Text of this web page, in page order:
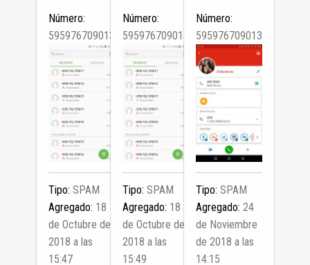
Número:
595976709013
Tipo:SPAM
Agregado: 18
de Octubre de
2018 a las
15:47
Número:
595976709013
Tipo: SPAM
Agregado: 18
de Octubre de
2018 a las
15:49
Número:
595976709013
Tipo: SPAM
Agregado: 24
de Noviembre
de 2018 a las
14:15